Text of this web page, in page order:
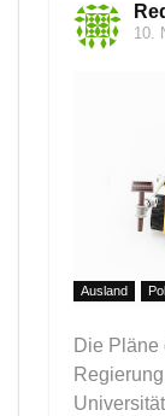
10.
Ausland
Die Pläne